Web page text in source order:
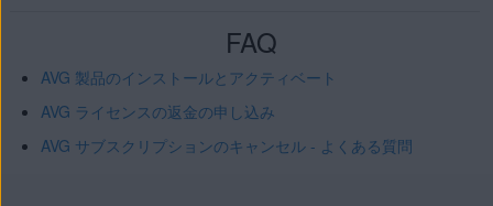
FAQ
AVG 製品のインストールとアクティベート
AVG ライセンスの返金の申し込み
AVG サブスクリプションのキャンセル - よくある質問